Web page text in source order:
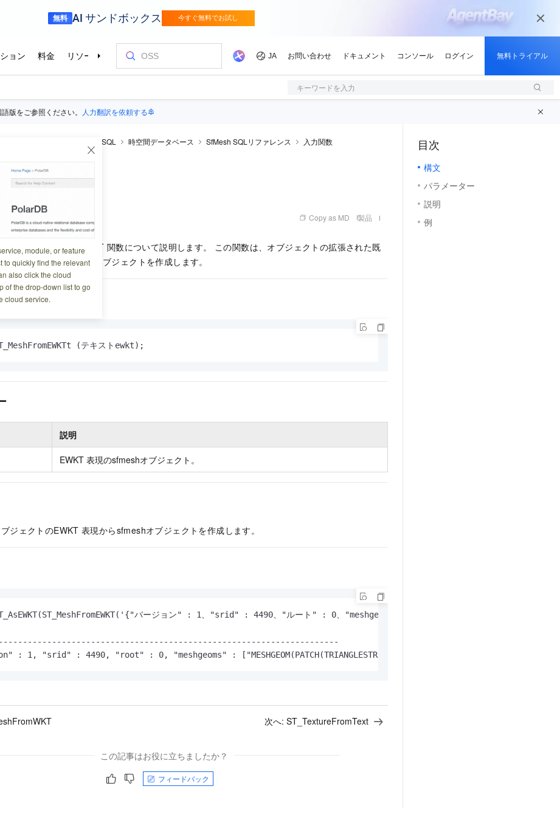
キーワードを入力
版をご参照ください。 人力翻訳を依頼する
module, or feature
to quickly find the relevant
also click the cloud
of the drop-down list to go
cloud service.
PolarDB for PostgreSQL 時空間データベース SfMesh SQLリファレンス
入力関数
Copy as MD 製品
、ST_MeshFromEWKT 関数について説明します。 この関数は、オブジェクトの拡張された既
表現からsfmeshオブジェクトを作成します。
(テキストewkt);
説明
EWKT 表現のsfmeshオブジェクト。
ジェクトのEWKT 表現からsfmeshオブジェクトを作成します。
バージョン" : 1、"srid" : 4490、"ルート" : 0、"meshgeoms" :
: 1, "srid" : 4490, "root" : 0, "meshgeoms" : ["MESHGEOM(PATCH(TRIANGLESTRIP(0 0,0 10,10 10,10 0)))"]],
次へ: ST_TextureFromText
この記事はお役に立ちましたか？
フィードバック
目次
構文
パラメーター
説明
例